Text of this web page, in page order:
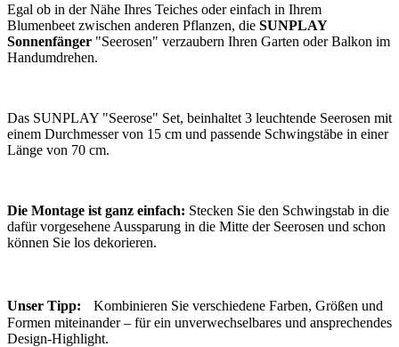
Egal ob in der Nähe Ihres Teiches oder einfach in Ihrem
Blumenbeet zwischen anderen Pflanzen, die SUNPLAY
Sonnenfänger "Seerosen" verzaubern Ihren Garten oder Balkon im
Handumdrehen.
Das SUNPLAY "Seerose" Set, beinhaltet 3 leuchtende Seerosen mit
einem Durchmesser von 15 cm und passende Schwingstäbe in einer
Länge von 70 cm.
Die Montage ist ganz einfach: Stecken Sie den Schwingstab in die
dafür vorgesehene Aussparung in die Mitte der Seerosen und schon
können Sie los dekorieren.
Unser Tipp: Kombinieren Sie verschiedene Farben, Größen und
Formen miteinander – für ein unverwechselbares und ansprechendes
Design-Highlight.